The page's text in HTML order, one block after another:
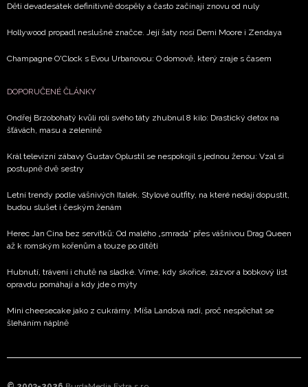
Děti devadesátek definitivně dospěly a často začínají znovu od nuly
Hollywood propadl neslušné značce. Její šaty nosí Demi Moore i Zendaya
Champagne O'Clock s Evou Urbanovou: O domově, který zraje s časem
DOPORUČENÉ ČLÁNKY
Ondřej Brzobohatý kvůli roli svého táty zhubnul 8 kilo: Drastický detox na
šťávách, masu a zelenině
Král televizní zábavy Gustav Oplustil se nespokojil s jednou ženou: Vzal si
postupně dvě sestry
Letní trendy podle vášnivých Italek. Stylové outfity, na které nedají dopustit,
budou slušet i českým ženám
Herec Jan Cina bez servítků: Od malého „smrada” přes vášnivou Drag Queen
až k romským kořenům a touze po dítěti
Hubnutí, trávení i chutě na sladké. Víme, kdy skořice, zázvor a bobkový list
opravdu pomáhají a kdy jde o mýty
Mini cheesecake jako z cukrárny. Míša Landová radí, proč nespěchat se
šleháním náplně